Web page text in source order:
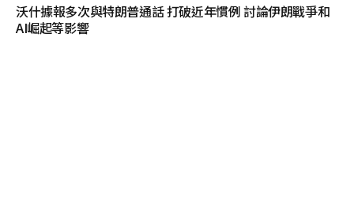
沃什據報多次與特朗普通話 打破近年慣例 討論伊朗戰爭和
AI崛起等影響